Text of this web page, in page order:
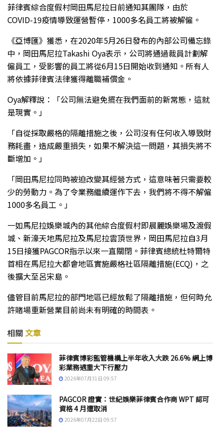
菲律賓綜合度假村岡田馬尼拉日前通知其團隊，由於
COVID-19疫情導致運營暫停，1000多名員工將被解僱。
《亞博匯》獲悉，在2020年5月26日發布的內部公司備忘錄
中，岡田馬尼拉Takashi Oya表示，公司將通過裁員計劃解
僱員工，受影響的員工將從6月15日開始收到通知。所有人
將依據菲律賓法律獲得離職補償金。
Oya解釋說：「公司無法避免擺在我們面前的新常態，這就
是現實。」
「自從採取嚴格的隔離措施之後，公司沒有任何收入導致財
務耗盡，造成嚴重損失，如果不解決這一問題，其損失將不
斷增加。」
「岡田馬尼拉同時被迫改變其經營方式，這意味著只需要較
少的勞動力。為了令業務繼續運作下去，我們將不得不解僱
1000多名員工。」
一如馬尼拉娛樂城內的其他綜合度假村即晨麗娛樂場及渡假
城、新濠天地馬尼拉及馬尼拉雲頂世界，岡田馬尼拉自3月
15日接獲PAGCOR指示以來一直關閉。菲律賓總統杜特爾特
首相在馬尼拉大都會地區實施嚴格社區隔離措施(ECQ)，之
後擴大至呂宋島。
儘管目前馬尼拉的部門地區已經放鬆了隔離措施，但何時允
許賭場重新營業目前尚未有明確的時間表。
相關 文章
菲律賓博彩監管機構上半年收入大跌 26.6% 網上博
彩業務遇重大下行壓力
2026年07月31日 09:57
PAGCOR 證實：世紀娛樂菲律賓合作商 WPT 認可
資格 4 月遭取消
2026年07月22日 09:57